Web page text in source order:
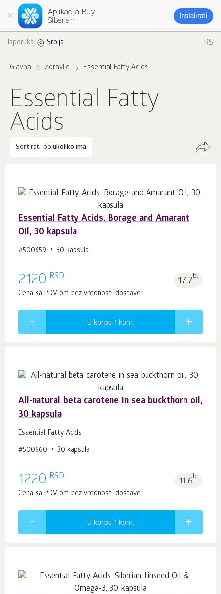
Aplikacija Buy
Siberian
Instalirati
Isporuka: Srbija RS
Glavna Zdravlje Essential Fatty Acids
Essential Fatty
Acids
Sortirati po:ukoliko ima
Essential Fatty Acids. Borage and Amarant
Oil, 30 kapsula
#500659 30 kapsula
2120 RSD 17.7b.
Cena sa PDV-om bez vrednosti dostave
U korpu 1 kom.
All-natural beta carotene in sea buckthorn oil,
30 kapsula
Essential Fatty Acids
#500660 30 kapsula
1220 RSD 11.6b.
Cena sa PDV-om bez vrednosti dostave
U korpu 1 kom.